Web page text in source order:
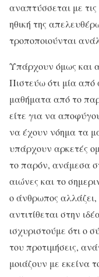
αναπτύσσεται με
ηθική της
τροποποιούνται
Υπάρχουν όμως και
Πιστεύω ότι μία από
μαθήματα από το
είτε για να
να έχουν νόημα τα
υπάρχουν αρκετές
το παρόν, ανάμεσα
αιώνες και το
ο άνθρωπος αλλάζει,
αντιτίθεται στην
ισχυριστούμε ότι ο
του προτιμήσεις,
μοιάζουν με εκείνα